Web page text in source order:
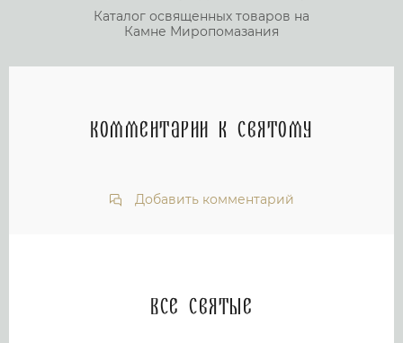
Каталог освященных товаров на
Камне Миропомазания
Комментарии к святому
Добавить комментарий
Все святые